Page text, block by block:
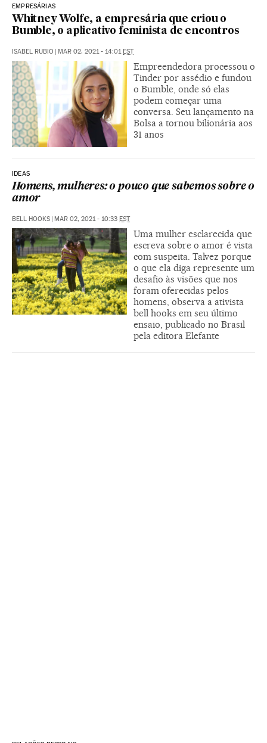
EMPRESÁRIAS
Whitney Wolfe, a empresária que criou o
Bumble, o aplicativo feminista de encontros
ISABEL RUBIO | MAR 02, 2021 - 14:01EST
Empreendedora processou o
Tinder por assédio e fundou
o Bumble, onde só elas
podem começar uma
conversa. Seu lançamento na
Bolsa a tornou bilionária aos
31 anos
IDEAS
Homens, mulheres: o pouco que sabemos sobre o
amor
BELL HOOKS | MAR 02, 2021 - 10:33 EST
Uma mulher esclarecida que
escreva sobre o amor é vista
com suspeita. Talvez porque
o que ela diga represente um
desafio às visões que nos
foram oferecidas pelos
homens, observa a ativista
bell hooks em seu último
ensaio, publicado no Brasil
pela editora Elefante